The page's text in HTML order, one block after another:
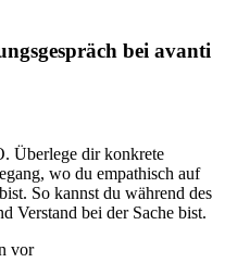
bei avanti
Überlege dir konkrete
wo du empathisch auf
So kannst du während des
Verstand bei der Sache bist.
vor